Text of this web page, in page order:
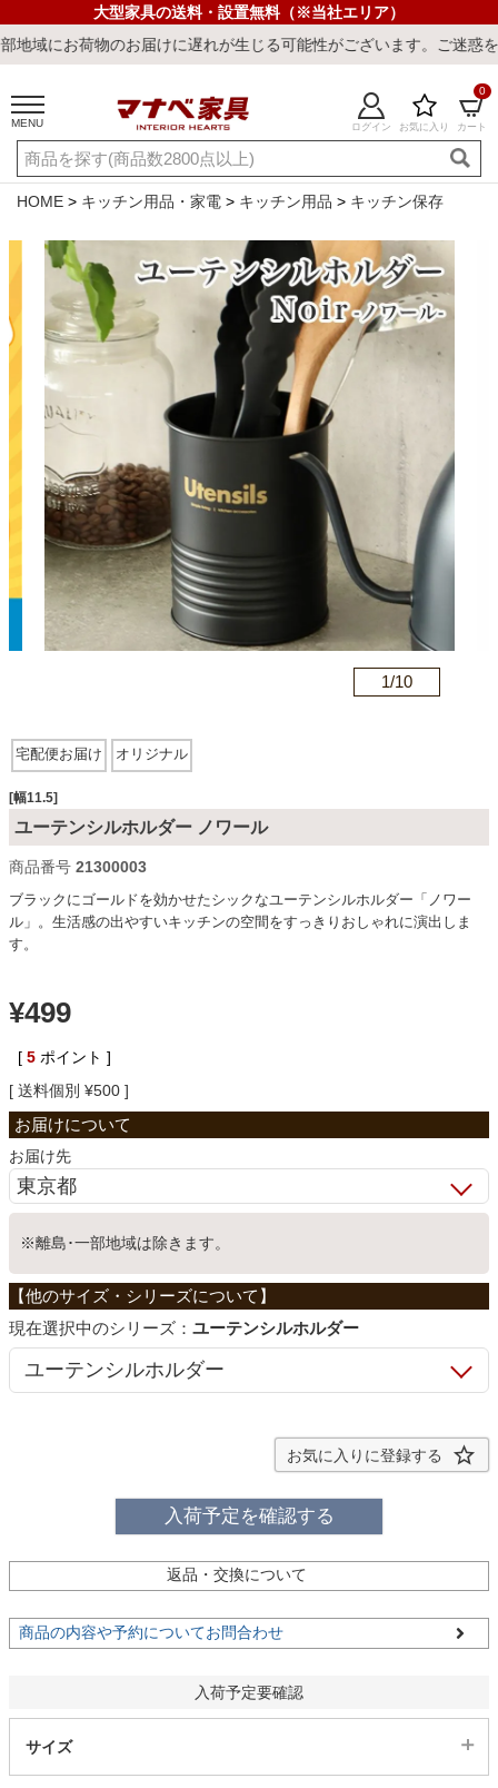
大型家具の送料・設置無料（※当社エリア）
のお届けに遅れが生じる可能性がございます。ご迷惑をおかけしま
MENU ログイン お気に入り カート
0
ご利用ガイド 新規会員登録
店舗一覧 閲覧履歴
キーワード・商品番号で探す
最短発送 冷感ラグ ワークデスク ウィルトンラ
カテゴリから探す
椅子・チェア
収納家具
こたつ
ファブリック
HOME キッチン用品・家電 キッチン用品 キッチン保存
1/10
宅配便お届け オリジナル
[幅11.5]
ユーテンシルホルダー ノワール
商品番号 21300003
ブラックにゴールドを効かせたシックなユーテンシルホルダー「ノワー
ル」。生活感の出やすいキッチンの空間をすっきりおしゃれに演出しま
す。
¥499
[ 5 ポイント ]
送料個別 ¥500
お届け先
※離島･一部地域は除きます。
シリーズ： ユーテンシルホルダー
お気に入りに登録する
入荷予定を確認する
返品・交換について
商品の内容や予約についてお問合わせ
入荷予定要確認
サイズ